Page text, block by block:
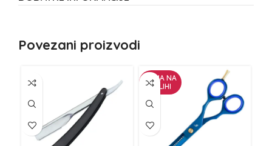
Povezani proizvodi
NEMA NA
ZALIHI